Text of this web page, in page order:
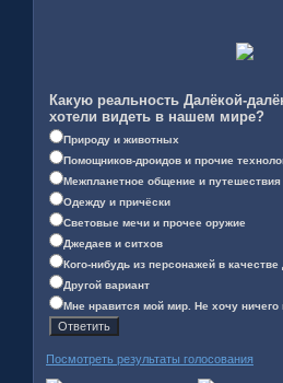
Какую реальность Далёкой-
хотели видеть в нашем мире?
Природу и животных
Помощников-дроидов и прочие
Межпланетное общение и путешествия
Одежду и причёски
Световые мечи и прочее оружие
Джедаев и ситхов
Кого-нибудь из персонажей в
Другой вариант
Мне нравится мой мир. Не хочу ничего
Посмотреть результаты голосования